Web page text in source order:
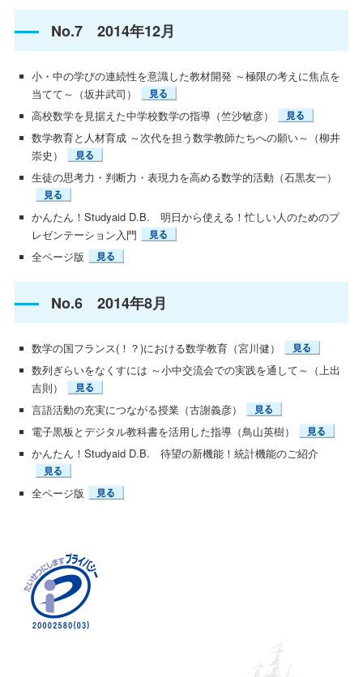
No.7 2014年12月
小・中の学びの連続性を意識した教材開発 ～極限の考えに焦点を
当てて～（坂井武司）
高校数学を見据えた中学校数学の指導（竺沙敏彦）
数学教育と人材育成 ～次代を担う数学教師たちへの願い～（柳井
崇史）
生徒の思考力・判断力・表現力を高める数学的活動（石黒友一）
かんたん！Studyaid D.B. 明日から使える！忙しい人のためのプ
レゼンテーション入門
全ページ版
No.6 2014年8月
数学の国フランス(！？)における数学教育（宮川健）
数列ぎらいをなくすには ～小中交流会での実践を通して～（上出
吉則）
言語活動の充実につながる授業（古謝義彦）
電子黒板とデジタル教科書を活用した指導（鳥山英樹）
かんたん！Studyaid D.B. 待望の新機能！統計機能のご紹介
全ページ版